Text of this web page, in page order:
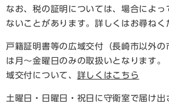
なお、税の証明については、場合によっ
ないことがあります。詳しくはお尋ねく
戸籍証明書等の広域交付（長崎市以外の
は月～金曜日のみの取扱いとなりま
域交付について、 詳しくはこちら
土曜日・日曜日・祝日に守衛室で届け